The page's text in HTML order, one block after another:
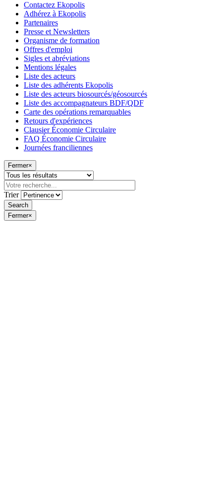
Contactez Ekopolis
Adhérez à Ekopolis
Partenaires
Presse et Newsletters
Organisme de formation
Offres d'emploi
Sigles et abréviations
Mentions légales
Liste des acteurs
Liste des adhérents Ekopolis
Liste des acteurs biosourcés/géosourcés
Liste des accompagnateurs BDF/QDF
Carte des opérations remarquables
Retours d'expériences
Clausier Économie Circulaire
FAQ Économie Circulaire
Journées franciliennes
Fermer×
Trier
Fermer×